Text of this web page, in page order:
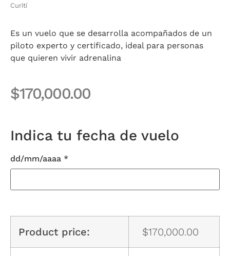
Curití
Es un vuelo que se desarrolla acompañados de un
piloto experto y certificado, ideal para personas
que quieren vivir adrenalina
$170,000.00
Indica tu fecha de vuelo
dd/mm/aaaa *
Product price: $170,000.00